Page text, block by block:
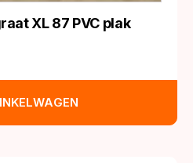
XL 87 PVC plak